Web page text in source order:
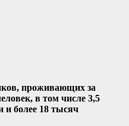
проживающих за
в том числе 3,5
и более 18 тысяч